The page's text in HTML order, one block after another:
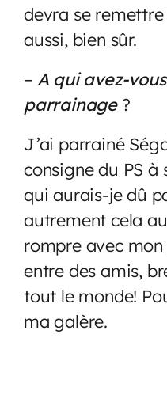
devra se remettre
aussi, bien sûr.
– A qui avez-
parrainage?
J’ai parrainé
consigne du PS à
qui aurais-je dû
autrement cela
rompre avec
entre des amis,
tout le monde!
ma galère.